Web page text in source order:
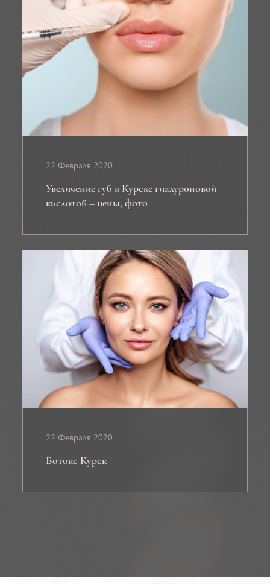
22 Февраля 2020
Увеличение губ в Курске гиалуроновой
кислотой – цены, фото
22 Февраля 2020
Ботокс Курск